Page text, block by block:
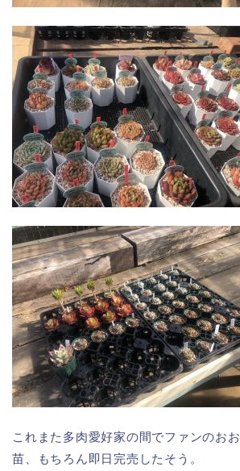
これまた多肉愛好家の間でファンのお
苗、もちろん即日完売したそう。